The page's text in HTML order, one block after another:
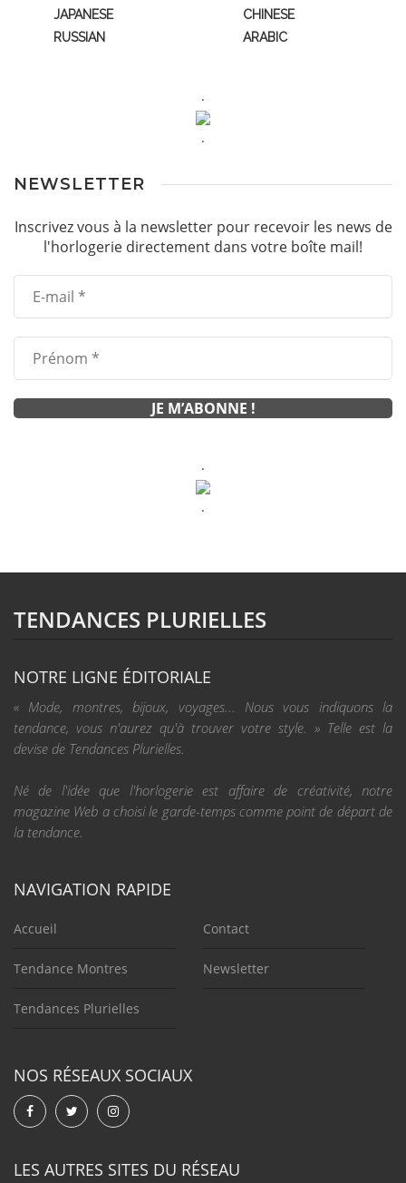
JAPANESE
CHINESE
RUSSIAN
ARABIC
.
.
NEWSLETTER
Inscrivez vous à la newsletter pour recevoir les news de
l'horlogerie directement dans votre boîte mail!
.
.
TENDANCES PLURIELLES
NOTRE LIGNE ÉDITORIALE
« Mode, montres, bijoux, voyages... Nous vous indiquons la
tendance, vous n'aurez qu'à trouver votre style. » Telle est la
devise de Tendances Plurielles.
Né de l'idée que l'horlogerie est affaire de créativité, notre
magazine Web a choisi le garde-temps comme point de départ de
la tendance.
NAVIGATION RAPIDE
Accueil
Tendance Montres
Tendances Plurielles
Contact
Newsletter
NOS RÉSEAUX SOCIAUX
LES AUTRES SITES DU RÉSEAU